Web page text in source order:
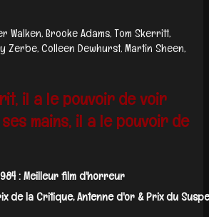
Walken, Brooke Adams, Tom Skerritt,
Zerbe, Colleen Dewhurst, Martin Sheen,
il a le pouvoir de voir
mains, il a le pouvoir de
1984 : Meilleur film d'horreur
de la Critique, Antenne d'or & Prix du